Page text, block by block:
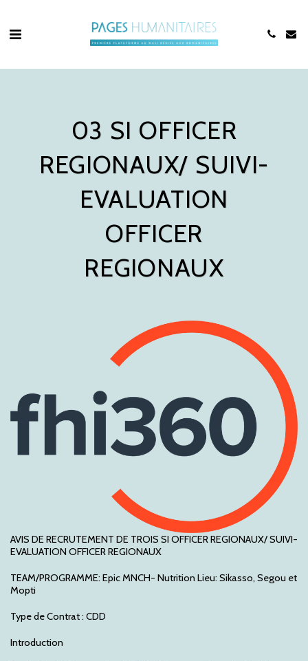
03 SI OFFICER
REGIONAUX/ SUIVI-
EVALUATION
OFFICER
REGIONAUX
AVIS DE RECRUTEMENT DE TROIS SI OFFICER REGIONAUX/ SUIVI-
EVALUATION OFFICER REGIONAUX
TEAM/PROGRAMME: Epic MNCH- Nutrition Lieu: Sikasso, Segou et
Mopti
Type de Contrat : CDD
Introduction